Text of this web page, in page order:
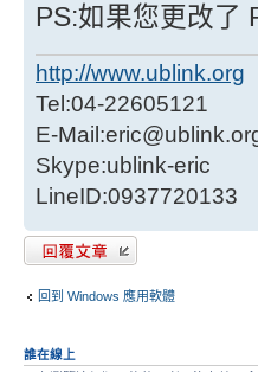
PS:如果您更改了
http://www.ublink.org
Tel:04-22605121
E-
Skype:ublink-eric
LineID:0937720133
發表回覆
回到 Windows 應用軟體
誰在線上